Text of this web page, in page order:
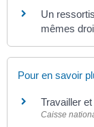
Un
mêmes
Pour en savoir
Travailler
Caisse